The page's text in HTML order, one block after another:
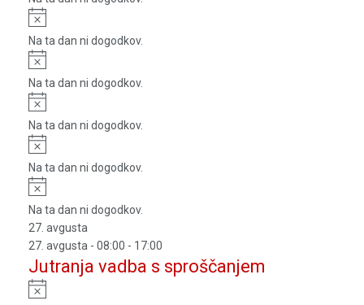
Notice
Na ta dan ni dogodkov.
Notice
Na ta dan ni dogodkov.
Notice
Na ta dan ni dogodkov.
Notice
Na ta dan ni dogodkov.
Notice
Na ta dan ni dogodkov.
27. avgusta
27. avgusta - 08:00 - 17:00
Jutranja vadba s sproščanjem
Notice